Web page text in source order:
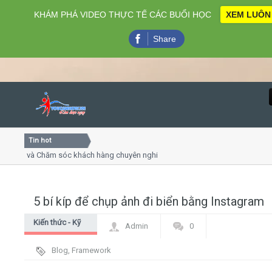
Close
Home
Giới thiệu
Tin hot
và Chăm sóc khách hàng chuyên nghiệp
5 bí kíp để chụp ảnh đi biển bằng Instagram
Kiến thức - Kỹ
Admin 0
Blog, Framework
KHÁM PHÁ VIDEO THỰC TẾ CÁC BUỔI HỌC XEM LUÔN
Share